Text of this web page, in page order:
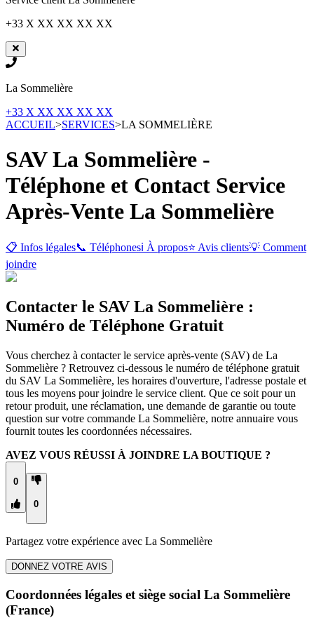
+33 X XX XX XX XX
La Sommelière
+33 X XX XX XX XX
ACCUEIL>SERVICES>LA SOMMELIÈRE
SAV La Sommelière -
Téléphone et Contact Service
Après-Vente La Sommelière
📋 Infos légales📞 Téléphonesℹ️ À propos⭐ Avis clients💡 Comment
joindre
Contacter le SAV La Sommelière :
Numéro de Téléphone Gratuit
Vous cherchez à contacter le service après-vente (SAV) de La
Sommelière ? Retrouvez ci-dessous le numéro de téléphone gratuit
du SAV La Sommelière, les horaires d'ouverture, l'adresse postale et
tous les moyens pour joindre le service client. Que ce soit pour un
retour produit, une réclamation, une demande de garantie ou toute
question sur votre commande La Sommelière, notre annuaire vous
fournit toutes les coordonnées nécessaires.
AVEZ VOUS RÉUSSI À JOINDRE LA BOUTIQUE ?
0
0
Partagez votre expérience avec La Sommelière
DONNEZ VOTRE AVIS
Coordonnées légales et siège social La Sommelière
(France)